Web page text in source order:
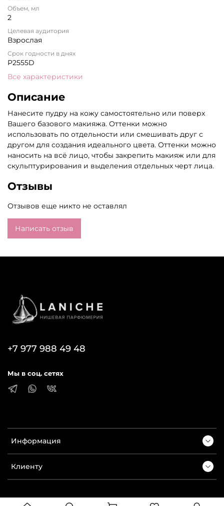
Объем, мл
2
Целевая аудитория
Взрослая
Срок годности в днях
P2555D
Все характеристики
Описание
Нанесите пудру на кожу самостоятельно или поверх
Вашего базового макияжа. Оттенки можно
использовать по отдельности или смешивать друг с
другом для создания идеального цвета. Оттенки можно
наносить на всё лицо, чтобы закрепить макияж или для
скульптурирования и выделения отдельных черт лица.
Отзывы
Отзывов еще никто не оставлял
Написать отзыв
Информация
Клиенту
+7 977 988 49 48
Мы в соц. сетях